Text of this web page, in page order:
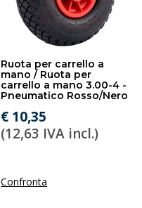
Ruota per carrello a
mano / Ruota per
carrello a mano 3.00-4 -
Pneumatico Rosso/Nero
€ 10,35
(12,63 IVA incl.)
Confronta